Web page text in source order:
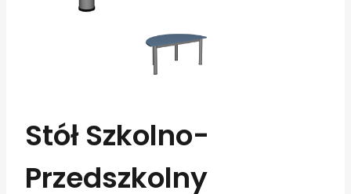
Stół Szkolno-
Przedszkolny